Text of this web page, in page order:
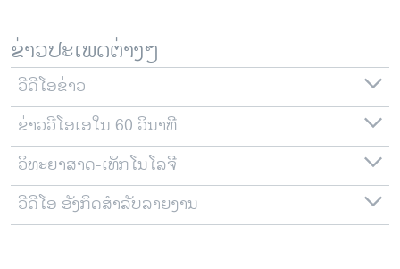
ລາຍການກະຈາຍສຽງ
ລາຍງານ
ຕິດຕາມພວກເຮົາ ທີ່
ພາສາຕ່າງໆ
ຂ່າວປະເພດຕ່າງໆ
ວີດີໂອຂ່າວ
ຂ່າວວີໂອເອໃນ 60 ວິນາທີ
ວິທະຍາສາດ-ເທັກໂນໂລຈີ
ວີດີໂອ ອັງກິດສຳລັບລາຍງານ